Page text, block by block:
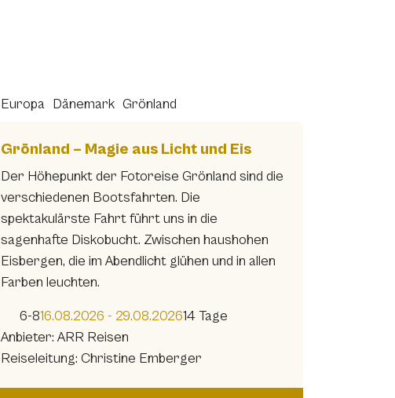
Europa Dänemark Grönland
Grönland – Magie aus Licht und Eis
Der Höhepunkt der Fotoreise Grönland sind die
verschiedenen Bootsfahrten. Die
spektakulärste Fahrt führt uns in die
sagenhafte Diskobucht. Zwischen haushohen
Eisbergen, die im Abendlicht glühen und in allen
Farben leuchten.
6-816.08.2026 - 29.08.202614 Tage
Anbieter: ARR Reisen
Reiseleitung: Christine Emberger